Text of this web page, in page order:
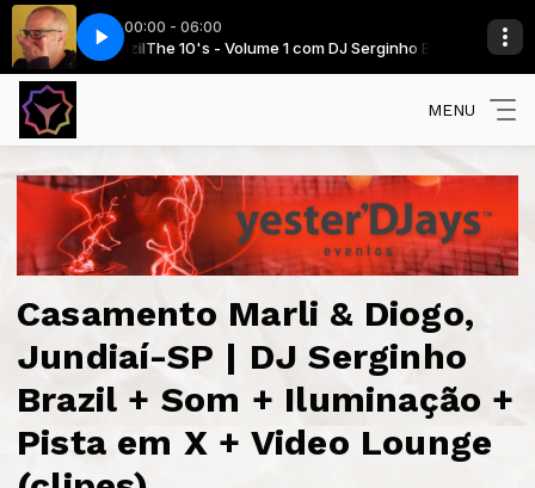
00:00 - 06:00
BrazilThe 10's - Volume 1 com DJ Serginho Brazil
(Extended)Pitbull Feat Ne Yo, Afrojack, Nayer - Give Me Everything
BrazilThe 70's - Volume 1 com DJ Serginho Brazil
MENU
Casamento Marli & Diogo,
Jundiaí-SP | DJ Serginho
Brazil + Som + Iluminação +
Pista em X + Video Lounge